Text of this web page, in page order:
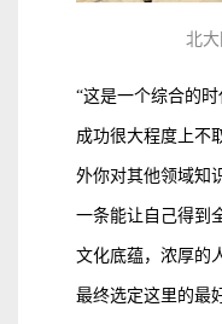
北
“这是一个综合的
成功很大程度上不
外你对其他领域知
一条能让自己得到
文化底蕴，浓厚的
最终选定这里的最